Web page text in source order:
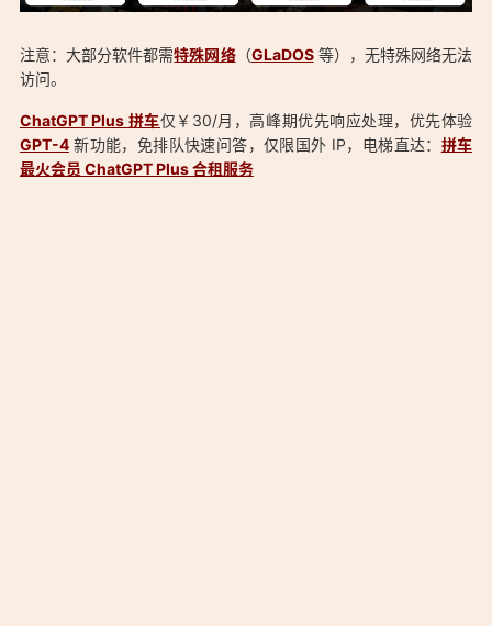
注意：大部分软件都需特殊网络（GLaDOS等），无特殊网络无法
访问。
「仅￥30元ChatGPT Plus合租快速体验GPT-4！：
https://aduck.win/199/」
ChatGPT Plus 拼车仅￥30/月，高峰期优先响应处理，优先体验
GPT-4新功能，免排队快速问答，仅限国外 IP，电梯直达： 拼车
最火会员 ChatGPT Plus 合租服务